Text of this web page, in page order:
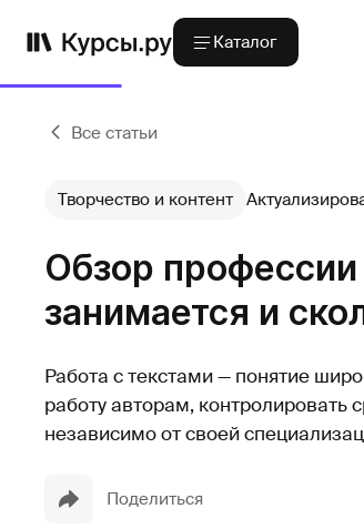
Каталог
Все статьи
Творчество и контент
Обзор профессии
занимается и
Работа с текстами — понятие
работу авторам, контролировать
независимо от своей
Поделиться